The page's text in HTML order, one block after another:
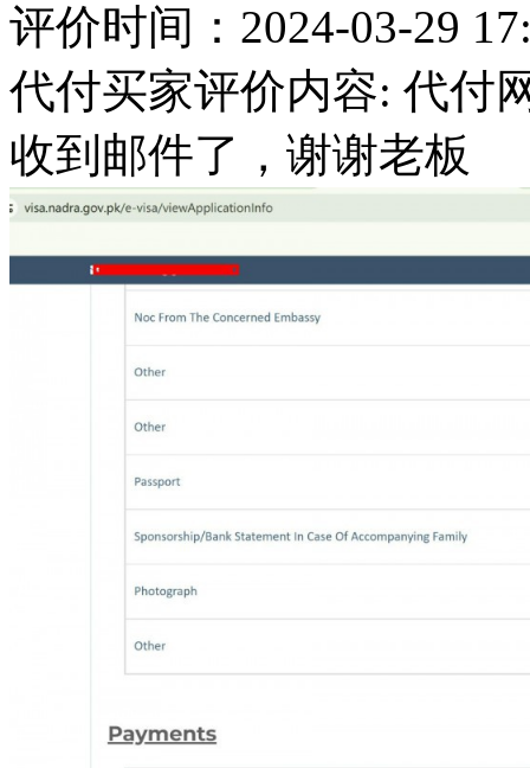
评价时间：2024-03-29
代付买家评价内容: 代付
收到邮件了，谢谢老板